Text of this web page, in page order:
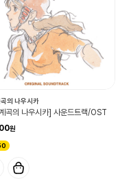
의 나우시카
곡의 나우시카] 사운드트랙/OST